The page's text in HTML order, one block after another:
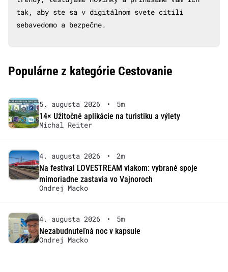
tak, aby ste sa v digitálnom svete cítili
sebavedomo a bezpečne.
Populárne z kategórie Cestovanie
5. augusta 2026 •
5m
14× Užitočné aplikácie na turistiku a výlety
Michal Reiter
4. augusta 2026 •
2m
Na festival LOVESTREAM vlakom: vybrané spoje
mimoriadne zastavia vo Vajnoroch
Ondrej Macko
4. augusta 2026 •
5m
Nezabudnuteľná noc v kapsule
Ondrej Macko